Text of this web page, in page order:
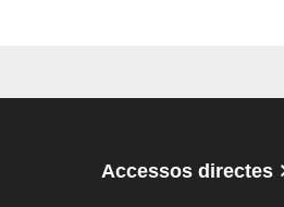
Accessos directes